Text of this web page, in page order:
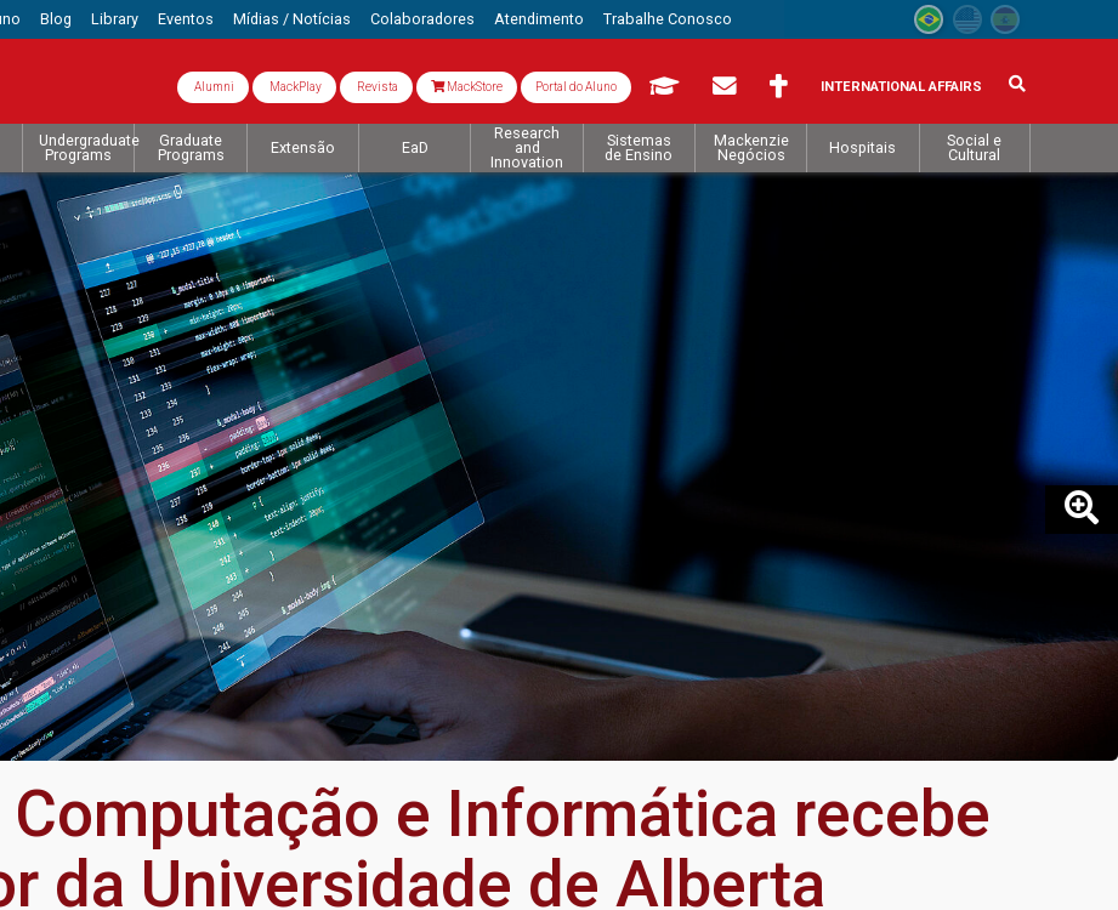
Blog Library Eventos Mídias / Notícias Colaboradores Atendimento Trabalhe Conosco
Alumni MackPlay Revista MackStore Portal do Aluno INTERNATIONAL AFFAIRS
Undergraduate
Programs
Graduate
Programs
Extensão EaD
Research
and
Innovation
Sistemas
de Ensino
Mackenzie
Negócios
Hospitais
Social e
Cultural
Computação e Informática recebe
da Universidade de Alberta